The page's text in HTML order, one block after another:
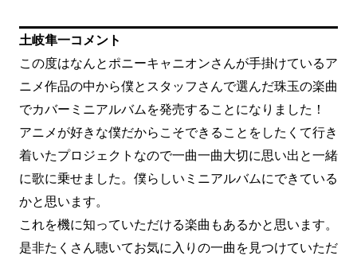
土岐隼一コメント
この度はなんとポニーキャニオンさんが手掛けているア
ニメ作品の中から僕とスタッフさんで選んだ珠玉の楽曲
でカバーミニアルバムを発売することになりました！
アニメが好きな僕だからこそできることをしたくて行き
着いたプロジェクトなので一曲一曲大切に思い出と一緒
に歌に乗せました。僕らしいミニアルバムにできている
かと思います。
これを機に知っていただける楽曲もあるかと思います。
是非たくさん聴いてお気に入りの一曲を見つけていただ